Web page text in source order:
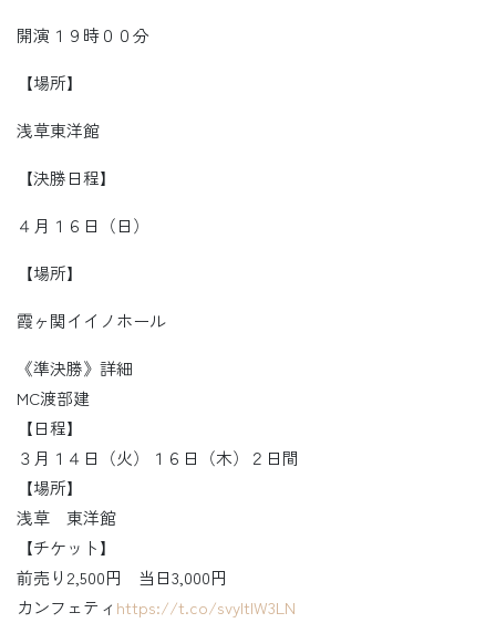
開演１９時００分
【場所】
浅草東洋館
【決勝日程】
４月１６日（日）
【場所】
霞ヶ関イイノホール
《準決勝》詳細
MC渡部建
【日程】
３月１４日（火）１６日（木）２日間
【場所】
浅草 東洋館
【チケット】
前売り2,500円 当日3,000円
カンフェティ https://t.co/svyltIW3LN